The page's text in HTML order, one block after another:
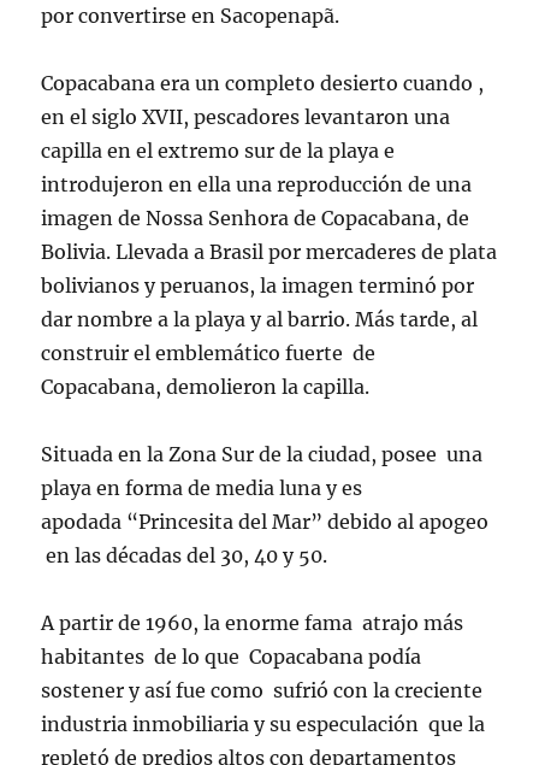
por convertirse en Sacopenapã.
Copacabana era un completo desierto cuando ,
en el siglo XVII, pescadores levantaron una
capilla en el extremo sur de la playa e
introdujeron en ella una reproducción de una
imagen de Nossa Senhora de Copacabana, de
Bolivia. Llevada a Brasil por mercaderes de plata
bolivianos y peruanos, la imagen terminó por
dar nombre a la playa y al barrio. Más tarde, al
construir el emblemático fuerte de
Copacabana, demolieron la capilla.
Situada en la Zona Sur de la ciudad, posee una
playa en forma de media luna y es
apodada “Princesita del Mar” debido al apogeo
en las décadas del 30, 40 y 50.
A partir de 1960, la enorme fama atrajo más
habitantes de lo que Copacabana podía
sostener y así fue como sufrió con la creciente
industria inmobiliaria y su especulación que la
repletó de predios altos con departamentos